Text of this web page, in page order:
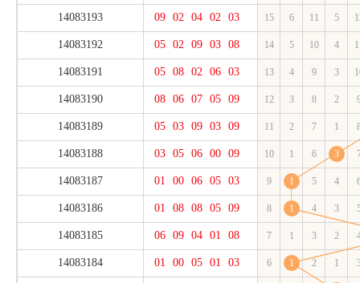
14083193 09 02 04 02 03 15 6 11 5
14083192 05 02 09 03 08 14 5 10 4
14083191 05 08 02 06 03 13 4 9 3
14083190 08 06 07 05 09 12 3 8 2
14083189 05 03 09 03 09 11 2 7 1
14083188 03 05 06 00 09 10 1 6 3
14083187 01 00 06 05 03 9 1 5 4
14083186 01 08 08 05 09 8 1 4 3
14083185 06 09 04 01 08 7 1 3 2
14083184 01 00 05 01 03 6 1 2 1